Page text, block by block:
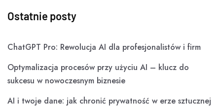
Ostatnie posty
ChatGPT Pro: Rewolucja AI dla profesjonalistów i firm
Optymalizacja procesów przy użyciu AI – klucz do
sukcesu w nowoczesnym biznesie
AI i twoje dane: jak chronić prywatność w erze sztucznej